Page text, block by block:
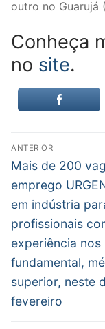
outro no Guarujá
Conheça
no site.
Navegação
de
Post
ANTERIOR
Post
anterior:
Mais de 200
emprego
em indústria
profissionais
experiência nos
fundamental,
superior, neste
fevereiro